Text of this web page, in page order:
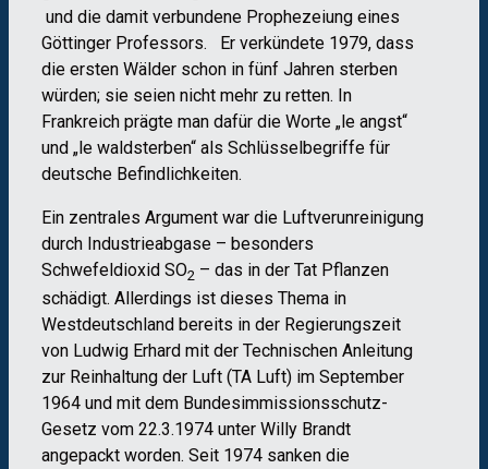
und die damit verbundene Prophezeiung eines
Göttinger Professors. Er verkündete 1979, dass
die ersten Wälder schon in fünf Jahren sterben
würden; sie seien nicht mehr zu retten. In
Frankreich prägte man dafür die Worte „le angst“
und „le waldsterben“ als Schlüsselbegriffe für
deutsche Befindlichkeiten.
Ein zentrales Argument war die Luftverunreinigung
durch Industrieabgase – besonders
Schwefeldioxid SO2 – das in der Tat Pflanzen
schädigt. Allerdings ist dieses Thema in
Westdeutschland bereits in der Regierungszeit
von Ludwig Erhard mit der Technischen Anleitung
zur Reinhaltung der Luft (TA Luft) im September
1964 und mit dem Bundesimmissionsschutz-
Gesetz vom 22.3.1974 unter Willy Brandt
angepackt worden. Seit 1974 sanken die